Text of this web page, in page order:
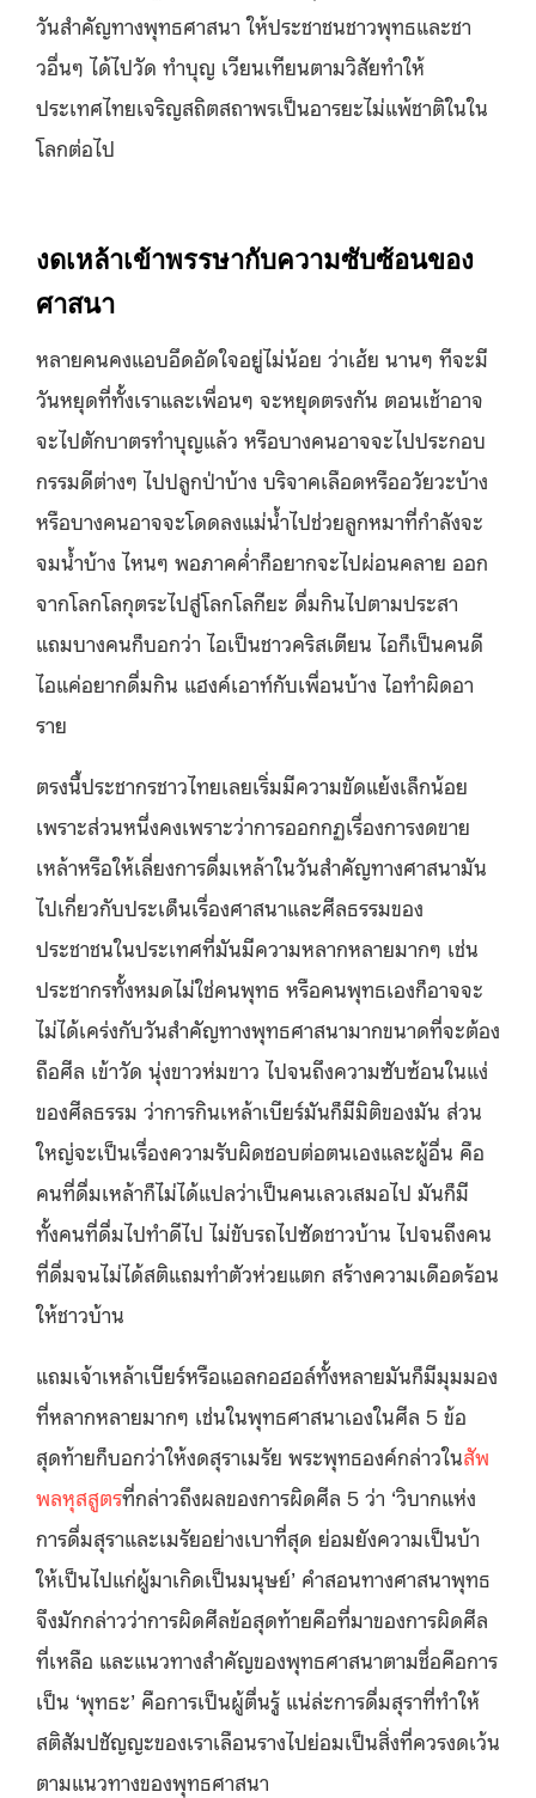
วันสำคัญทางพุทธศาสนา ให้ประชาชนชาวพุทธและชา
วอื่นๆ ได้ไปวัด ทำบุญ เวียนเทียนตามวิสัยทำให้
ประเทศไทยเจริญสถิตสถาพรเป็นอารยะไม่แพ้ชาติในใน
โลกต่อไป
งดเหล้าเข้าพรรษากับความซับซ้อนของ
ศาสนา
หลายคนคงแอบอึดอัดใจอยู่ไม่น้อย ว่าเฮ้ย นานๆ ทีจะมี
วันหยุดที่ทั้งเราและเพื่อนๆ จะหยุดตรงกัน ตอนเช้าอาจ
จะไปตักบาตรทำบุญแล้ว หรือบางคนอาจจะไปประกอบ
กรรมดีต่างๆ ไปปลูกป่าบ้าง บริจาคเลือดหรืออวัยวะบ้าง
หรือบางคนอาจจะโดดลงแม่น้ำไปช่วยลูกหมาที่กำลังจะ
จมน้ำบ้าง ไหนๆ พอภาคค่ำก็อยากจะไปผ่อนคลาย ออก
จากโลกโลกุตระไปสู่โลกโลกียะ ดื่มกินไปตามประสา
แถมบางคนก็บอกว่า ไอเป็นชาวคริสเตียน ไอก็เป็นคนดี
ไอแค่อยากดื่มกิน แฮงค์เอาท์กับเพื่อนบ้าง ไอทำผิดอา
ราย
ตรงนี้ประชากรชาวไทยเลยเริ่มมีความขัดแย้งเล็กน้อย
เพราะส่วนหนึ่งคงเพราะว่าการออกกฏเรื่องการงดขาย
เหล้าหรือให้เลี่ยงการดื่มเหล้าในวันสำคัญทางศาสนามัน
ไปเกี่ยวกับประเด็นเรื่องศาสนาและศีลธรรมของ
ประชาชนในประเทศที่มันมีความหลากหลายมากๆ เช่น
ประชากรทั้งหมดไม่ใช่คนพุทธ หรือคนพุทธเองก็อาจจะ
ไม่ได้เคร่งกับวันสำคัญทางพุทธศาสนามากขนาดที่จะต้อง
ถือศีล เข้าวัด นุ่งขาวห่มขาว ไปจนถึงความซับซ้อนในแง่
ของศีลธรรม ว่าการกินเหล้าเบียร์มันก็มีมิติของมัน ส่วน
ใหญ่จะเป็นเรื่องความรับผิดชอบต่อตนเองและผู้อื่น คือ
คนที่ดื่มเหล้าก็ไม่ได้แปลว่าเป็นคนเลวเสมอไป มันก็มี
ทั้งคนที่ดื่มไปทำดีไป ไม่ขับรถไปซัดชาวบ้าน ไปจนถึงคน
ที่ดื่มจนไม่ได้สติแถมทำตัวห่วยแตก สร้างความเดือดร้อน
ให้ชาวบ้าน
แถมเจ้าเหล้าเบียร์หรือแอลกอฮอล์ทั้งหลายมันก็มีมุมมอง
ที่หลากหลายมากๆ เช่นในพุทธศาสนาเองในศีล 5 ข้อ
สุดท้ายก็บอกว่าให้งดสุราเมรัย พระพุทธองค์กล่าวในสัพ
พลหุสสูตรที่กล่าวถึงผลของการผิดศีล 5 ว่า ‘วิบากแห่ง
การดื่มสุราและเมรัยอย่างเบาที่สุด ย่อมยังความเป็นบ้า
ให้เป็นไปแก่ผู้มาเกิดเป็นมนุษย์’ คำสอนทางศาสนาพุทธ
จึงมักกล่าวว่าการผิดศีลข้อสุดท้ายคือที่มาของการผิดศีล
ที่เหลือ และแนวทางสำคัญของพุทธศาสนาตามชื่อคือการ
เป็น ‘พุทธะ’ คือการเป็นผู้ตื่นรู้ แน่ล่ะการดื่มสุราที่ทำให้
สติสัมปชัญญะของเราเลือนรางไปย่อมเป็นสิ่งที่ควรงดเว้น
ตามแนวทางของพุทธศาสนา